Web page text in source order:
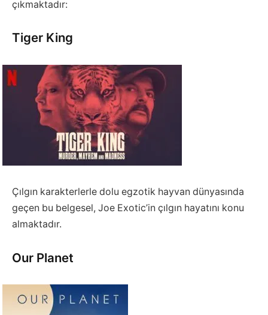
çıkmaktadır:
Tiger King
Çılgın karakterlerle dolu egzotik hayvan dünyasında
geçen bu belgesel, Joe Exotic’in çılgın hayatını konu
almaktadır.
Our Planet